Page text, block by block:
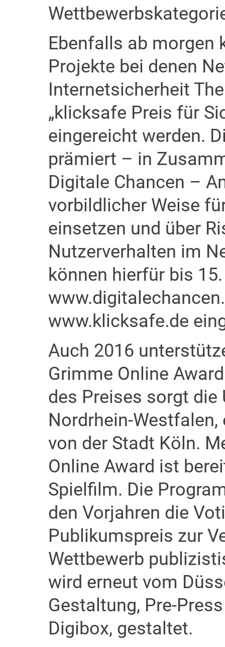
Ebenfalls ab morgen
Projekte bei denen
Internetsicherheit
„klicksafe Preis für
eingereicht werden.
prämiert – in
Digitale Chancen –
vorbildlicher Weise
einsetzen und über
Nutzerverhalten im
können hierfür bis
www.klicksafe.de
Auch 2016
Grimme Online
des Preises sorgt
Nordrhein-
von der Stadt Köln.
Online Award ist
Spielfilm. Die
den Vorjahren die
Publikumspreis zur
Wettbewerb
wird erneut vom
Gestaltung, Pre-
Digibox, gestaltet.